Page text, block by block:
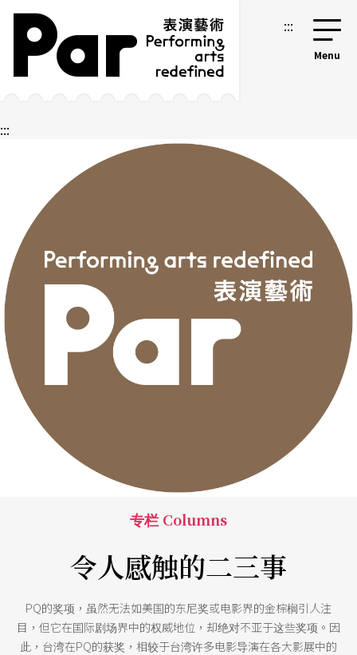
跳到主要内容区块
网站导览 :::
:::
专栏 Columns
令人感触的二三事
PQ的奖项，虽然无法如美国的东尼奖或电影界的金棕榈引人注
目，但它在国际剧场界中的权威地位，却绝对不亚于这些奖项。因
此，台湾在PQ的获奖，相较于台湾许多电影导演在各大影展中的